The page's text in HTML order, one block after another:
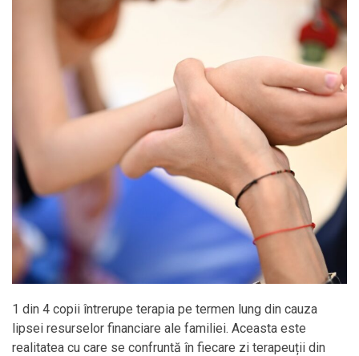
1 din 4 copii întrerupe terapia pe termen lung din cauza
lipsei resurselor financiare ale familiei. Aceasta este
realitatea cu care se confruntă în fiecare zi terapeuții din